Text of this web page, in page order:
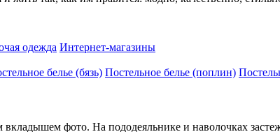
одежда Интернет-магазины
белье (бязь) Постельное белье (поплин)
фото. На пододеяльнике и наволочках